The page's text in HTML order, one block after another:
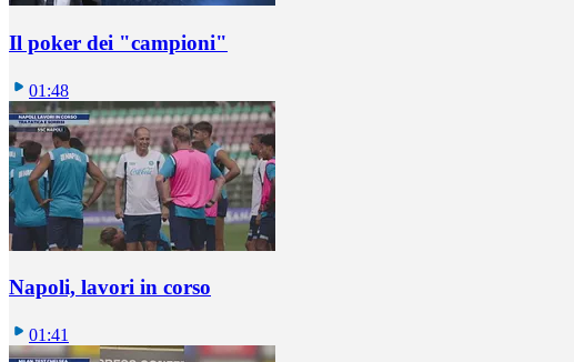
Il poker dei "campioni"
01:48
Napoli, lavori in corso
01:41